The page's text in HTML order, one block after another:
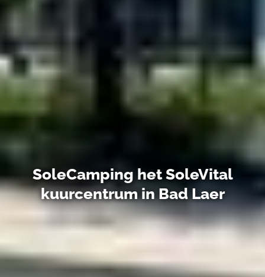
SoleCamping het SoleVital
kuurcentrum in Bad Laer